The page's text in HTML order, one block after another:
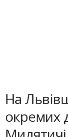
На
окремих